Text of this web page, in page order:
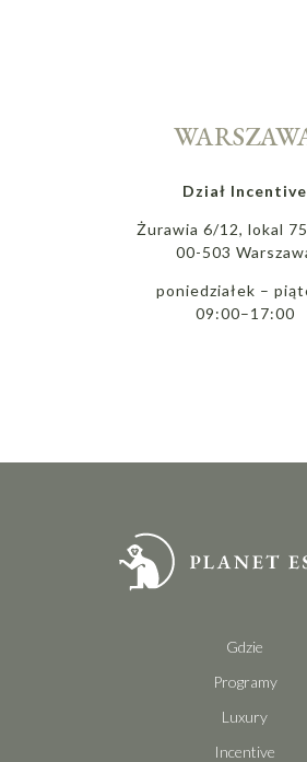
Dział Incentive
Żurawia 6/12, lokal
00-503
poniedziałek –
09:00–17:00
Gdzie
Programy
Luxury
Incentive